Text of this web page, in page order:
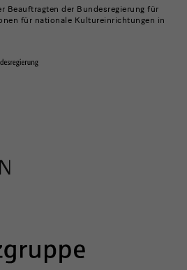
Beauftragten der Bundesregierung für
für nationale Kultureinrichtungen in